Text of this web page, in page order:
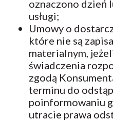
oznaczono dzień
usługi;
Umowy o
które nie są
materialnym,
świadczenia
zgodą
terminu do
poinformowaniu
utracie prawa